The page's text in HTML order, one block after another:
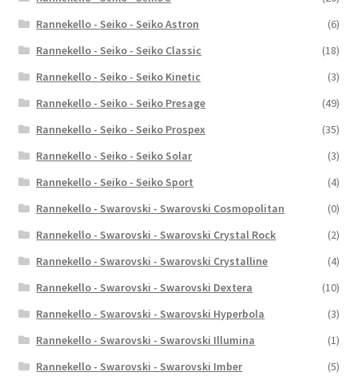
Rannekello - Seiko - Seiko Astron
(6)
Rannekello - Seiko - Seiko Classic
(18)
Rannekello - Seiko - Seiko Kinetic
(3)
Rannekello - Seiko - Seiko Presage
(49)
Rannekello - Seiko - Seiko Prospex
(35)
Rannekello - Seiko - Seiko Solar
(3)
Rannekello - Seiko - Seiko Sport
(4)
Rannekello - Swarovski - Swarovski Cosmopolitan
(0)
Rannekello - Swarovski - Swarovski Crystal Rock
(2)
Rannekello - Swarovski - Swarovski Crystalline
(4)
Rannekello - Swarovski - Swarovski Dextera
(10)
Rannekello - Swarovski - Swarovski Hyperbola
(3)
Rannekello - Swarovski - Swarovski Illumina
(1)
Rannekello - Swarovski - Swarovski Imber
(5)